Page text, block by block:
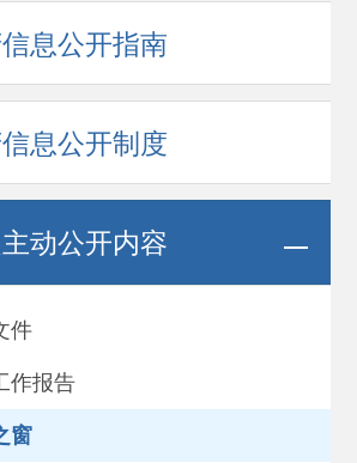
息公开指南
息公开制度
动公开内容
件
作报告
窗